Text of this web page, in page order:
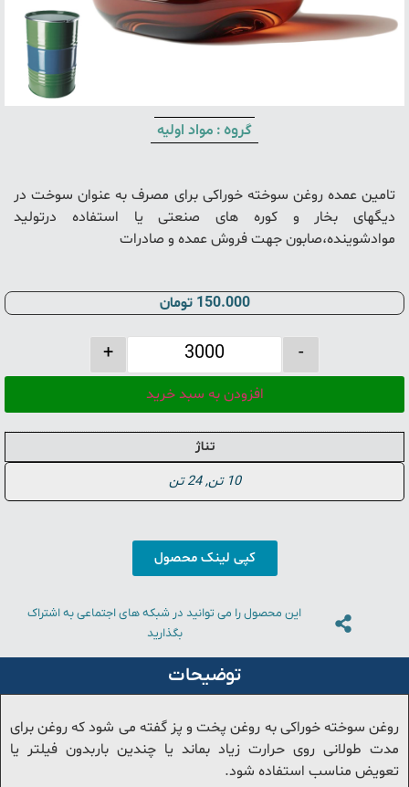
گروه :مواد اولیه
تامین عمده روغن سوخته خوراکی برای مصرف به عنوان سوخت در
دیگهای بخار و کوره های صنعتی یا استفاده درتولید
موادشوینده،صابون جهت فروش عمده و صادرات
150.000 تومان
افزودن به سبد خرید
تناژ
10 تن, 24 تن
کپی لینک محصول
این محصول را می توانید در شبکه های اجتماعی به اشتراک
بگذارید
توضیحات
سوخته خوراکی به روغن پخت و پز گفته می شود که روغن برای
طولانی روی حرارت زیاد بماند یا چندین باربدون فیلتر یا
مناسب استفاده شود.